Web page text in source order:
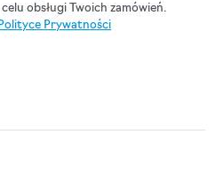
obsługi Twoich zamówień.
Polityce Prywatności